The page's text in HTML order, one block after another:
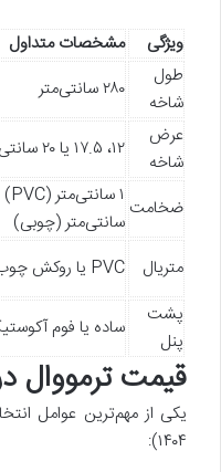
ویژگی مشخصات متداول
طول
شاخه
۲۸۰ سانتی‌متر
عرض
شاخه
۱۲، ۱۷.۵ یا ۲۰ سانتی‌متر
ضخامت
سانتی‌متر (چوبی)
متریال
PVC یا روکش چوب طبیعی
پشت
پنل
ساده یا فوم
قیمت ترمووال
یکی از مهم‌ترین عوامل
۱۴۰۴):